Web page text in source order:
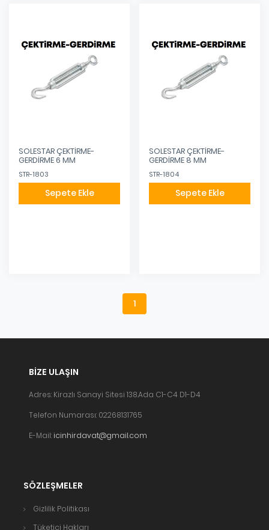
SOLESTAR ÇEKTİRME-
GERDİRME 6 MM
STR-1803
Sepete Ekle
SOLESTAR ÇEKTİRME-
GERDİRME 8 MM
STR-1804
Sepete Ekle
1
BIZE ULAŞIN
Adres: Kirazlı Sanayi Sitesi 138.Ada C1-C4 D1-D4
Telefon Numarası: 02268131765
E-Mail: icinhirdavat@gmail.com
SÖZLEŞMELER
Gizlilik Politikası
Tüketici Hakları